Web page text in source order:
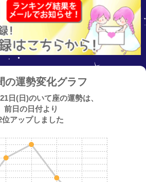
の運勢変化グラフ
日(日)のいて座の運勢は、
前日の日付より
位アップしました